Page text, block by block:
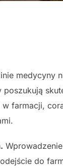
medycyny
farmacji,
do